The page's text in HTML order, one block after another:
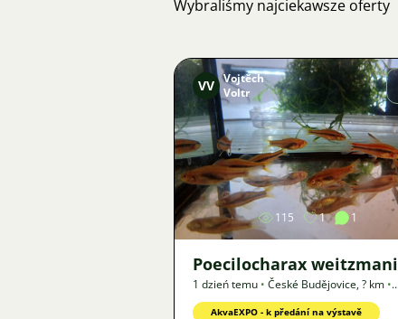
Wybraliśmy najciekawsze oferty
Zdjęcie
VV Vojtěch
Voltr
115 1 1
Poecilocharax weitzmani
1 dzień temu • České Budějovice,? km •
Oferta
AkvaEXPO - k předání na výstavě